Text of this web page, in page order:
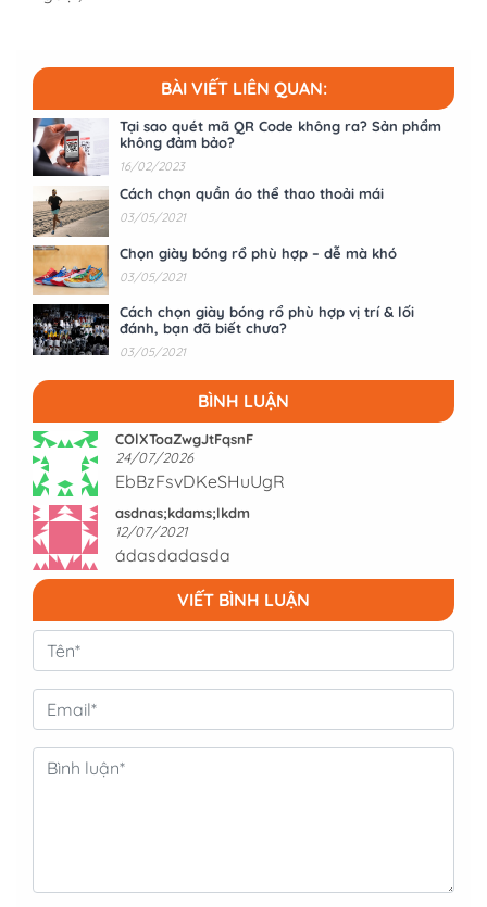
BÀI VIẾT LIÊN QUAN:
Tại sao quét mã QR Code không ra? Sản phẩm
không đảm bảo?
16/02/2023
Cách chọn quần áo thể thao thoải mái
03/05/2021
Chọn giày bóng rổ phù hợp – dễ mà khó
03/05/2021
Cách chọn giày bóng rổ phù hợp vị trí & lối
đánh, bạn đã biết chưa?
03/05/2021
BÌNH LUẬN
COlXToaZwgJtFqsnF
24/07/2026
EbBzFsvDKeSHuUgR
asdnas;kdams;lkdm
12/07/2021
ádasdadasda
VIẾT BÌNH LUẬN